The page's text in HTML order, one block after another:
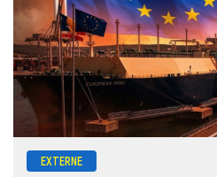
EXTERNE